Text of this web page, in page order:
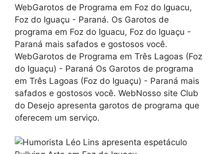
WebGarotos de Programa em Foz do Iguacu,
Foz do Iguaçu - Paraná. Os Garotos de
programa em Foz do Iguacu, Foz do Iguaçu -
Paraná mais safados e gostosos você.
WebGarotos de Programa em Três Lagoas (Foz
do Iguaçu) - Paraná Os Garotos de programa
em Três Lagoas (Foz do Iguaçu) - Paraná mais
safados e gostosos você. WebNosso site Club
do Desejo apresenta garotos de programa que
oferecem um serviço.